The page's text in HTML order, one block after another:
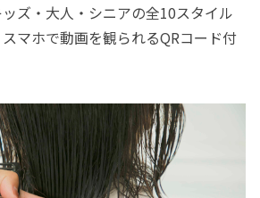
ズ・大人・シニアの全10スタイル
マホで動画を観られるQRコード付